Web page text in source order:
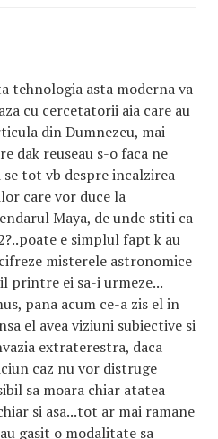
tehnologia asta moderna va
cu cercetatorii aia care au
din Dumnezeu, mai
dak reuseau s-o faca ne
tot vb despre incalzirea
care vor duce la
Maya, de unde stiti ca
e simplul fapt k au
misterele astronomice
printre ei sa-i urmeze...
pana acum ce-a zis el in
el avea viziuni subiective si
extraterestra, daca
caz nu vor distruge
sa moara chiar atatea
si asa...tot ar mai ramane
gasit o modalitate sa